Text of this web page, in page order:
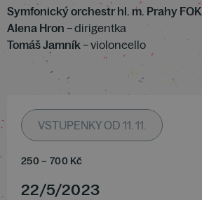
Symfonický orchestr hl. m. Prahy FOK
Alena Hron – dirigentka
Tomáš Jamník– violoncello
VSTUPENKY OD 11. 11.
250 – 700 Kč
22/5/2023